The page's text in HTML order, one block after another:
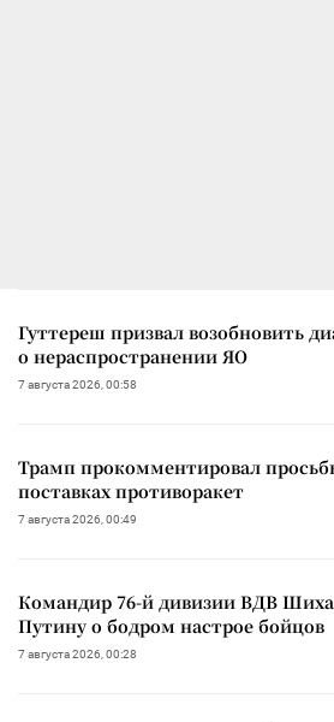
Гуттереш призвал возобновить
о нераспространении ЯО
7 августа 2026, 00:58
Трамп прокомментировал
поставках противоракет
7 августа 2026, 00:49
Командир 76-й дивизии ВДВ
Путину о бодром настрое бойцов
7 августа 2026, 00:28